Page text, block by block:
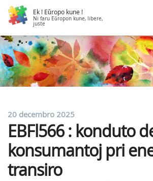
Ek ! Eŭropo kune !
Ni faru Eŭropon kune, libere,
juste
20 decembro 2025
EBFl566 : konduto
konsumantoj pri
transiro